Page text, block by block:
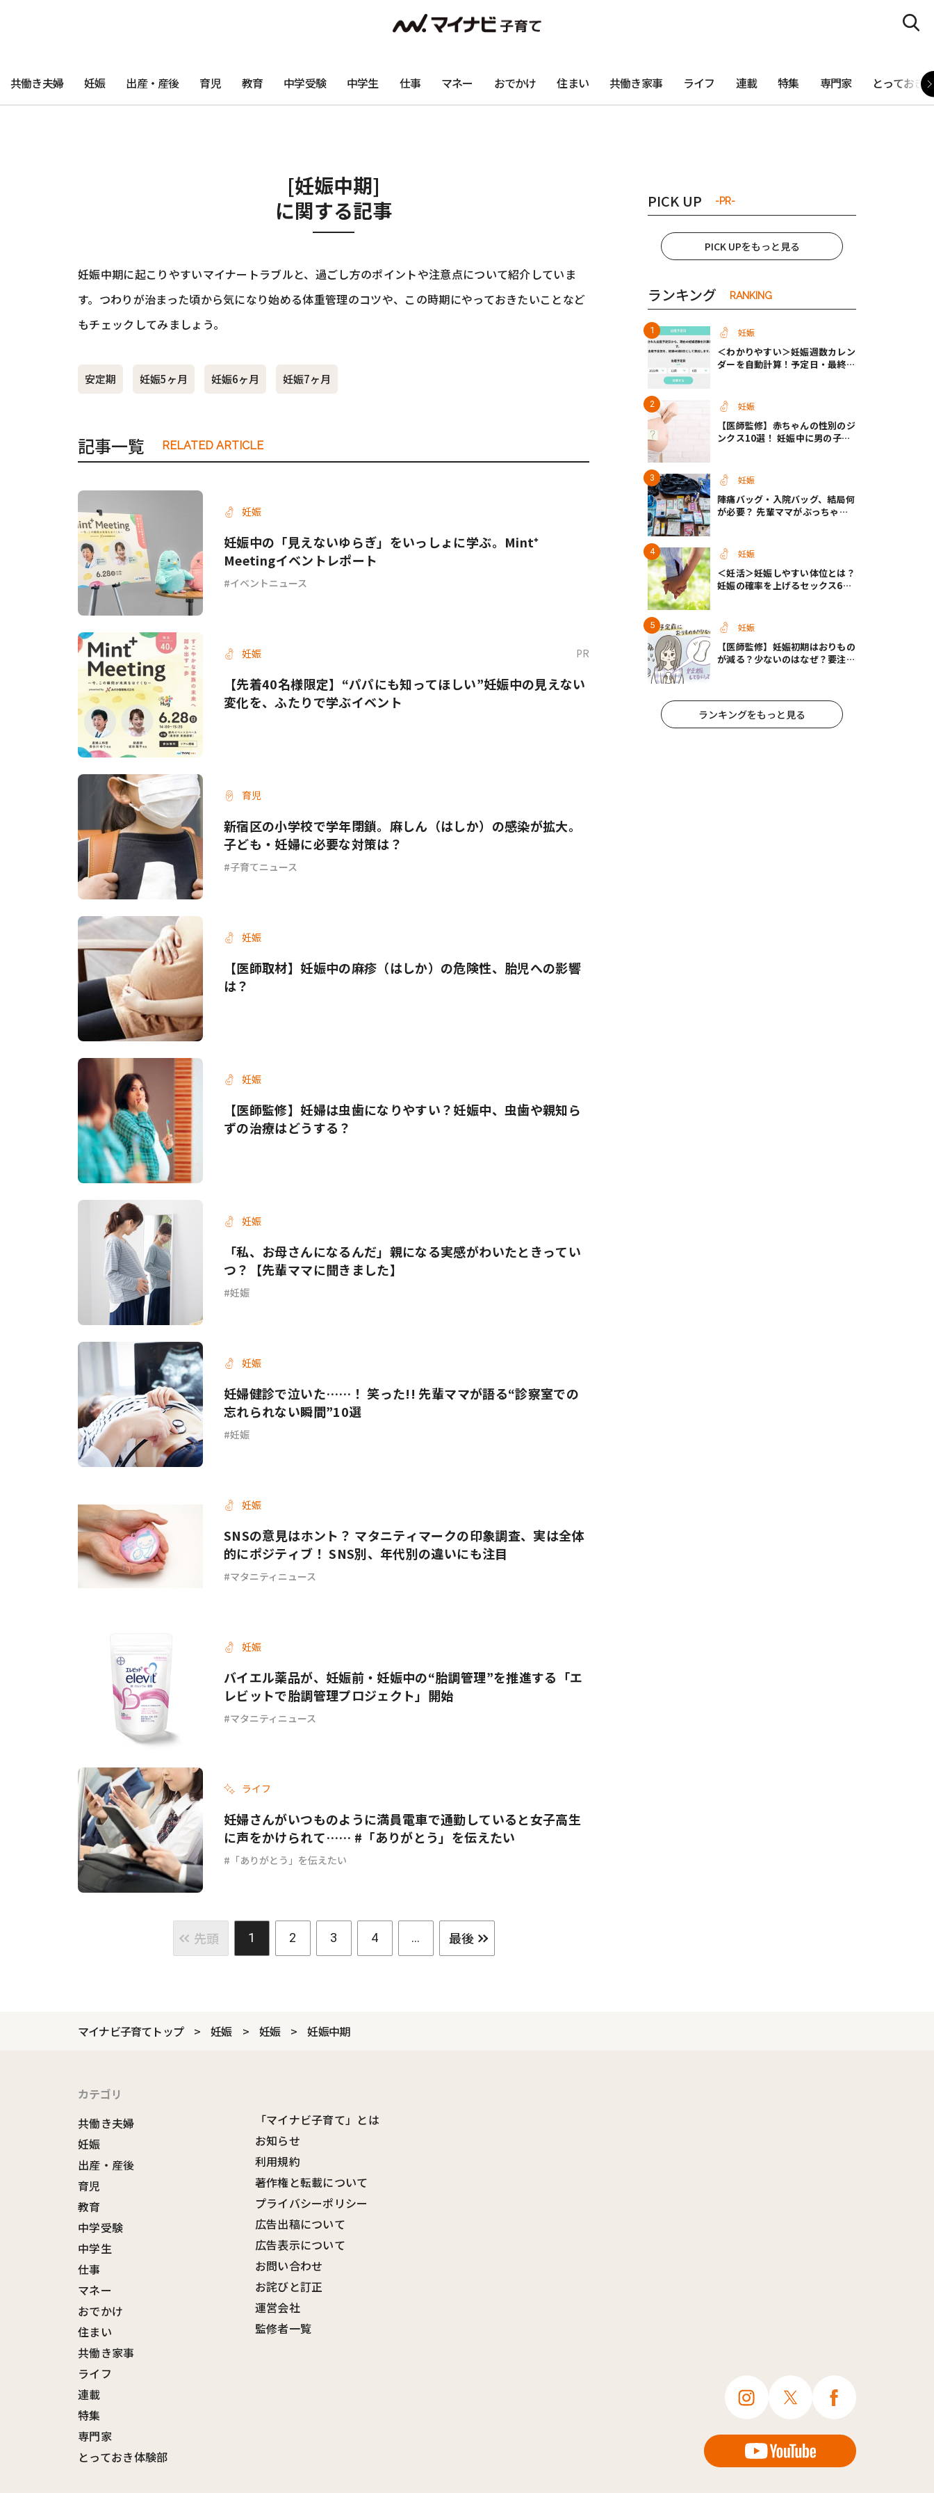
#共働き夫婦 #産休 #育休
共働き夫婦 妊娠 出産・産後 育児 教育 中学受験 中学生 仕事 マネー おでかけ 住まい 共働き家事 ライフ 連載 特集 専門家 とっておき
[妊娠中期]
に関する記事
妊娠中期に起こりやすいマイナートラブルと、過ごし方のポイントや注意点について紹介していま
す。つわりが治まった頃から気になり始める体重管理のコツや、この時期にやっておきたいことなど
もチェックしてみましょう。
安定期 妊娠5ヶ月 妊娠6ヶ月 妊娠7ヶ月
記事一覧 RELATED ARTICLE
妊娠
妊娠中の「見えないゆらぎ」をいっしょに学ぶ。Mint⁺
Meetingイベントレポート
イベントニュース
妊娠 PR
【先着40名様限定】“パパにも知ってほしい”妊娠中の見えない
変化を、ふたりで学ぶイベント
育児
新宿区の小学校で学年閉鎖。麻しん（はしか）の感染が拡大。
子ども・妊婦に必要な対策は？
子育てニュース
妊娠
【医師取材】妊娠中の麻疹（はしか）の危険性、胎児への影響
は？
妊娠
【医師監修】妊婦は虫歯になりやすい？妊娠中、虫歯や親知ら
ずの治療はどうする？
妊娠
「私、お母さんになるんだ」親になる実感がわいたときってい
つ？【先輩ママに聞きました】
妊娠
妊娠
妊婦健診で泣いた……！ 笑った!! 先輩ママが語る“診察室での
忘れられない瞬間”10選
妊娠
妊娠
SNSの意見はホント？ マタニティマークの印象調査、実は全体
的にポジティブ！ SNS別、年代別の違いにも注目
マタニティニュース
妊娠
バイエル薬品が、妊娠前・妊娠中の“胎調管理”を推進する「エ
レビットで胎調管理プロジェクト」開始
マタニティニュース
ライフ
妊婦さんがいつものように満員電車で通勤していると女子高生
に声をかけられて…… #「ありがとう」を伝えたい
「ありがとう」を伝えたい
先頭 1 2 3 4 ... 最後
PICK UP -PR-
PICK UPをもっと見る
ランキング RANKING
妊娠
＜わかりやすい＞妊娠週数カレン
ダーを自動計算！予定日・最終生
妊娠
【医師監修】赤ちゃんの性別のジ
ンクス10選！ 妊娠中に男の子・
妊娠
陣痛バッグ・入院バッグ、結局何
が必要？ 先輩ママがぶっちゃけ
妊娠
＜妊活＞妊娠しやすい体位とは？
妊娠の確率を上げるセックス6つ
妊娠
【医師監修】妊娠初期はおりもの
が減る？少ないのはなぜ？要注意
ランキングをもっと見る
マイナビ子育てトップ 妊娠 妊娠 妊娠中期
カテゴリ
共働き夫婦
妊娠
出産・産後
育児
教育
中学受験
中学生
仕事
マネー
おでかけ
住まい
共働き家事
ライフ
連載
特集
専門家
とっておき体験部
「マイナビ子育て」とは
お知らせ
利用規約
著作権と転載について
プライバシーポリシー
広告出稿について
広告表示について
お問い合わせ
お詫びと訂正
運営会社
監修者一覧